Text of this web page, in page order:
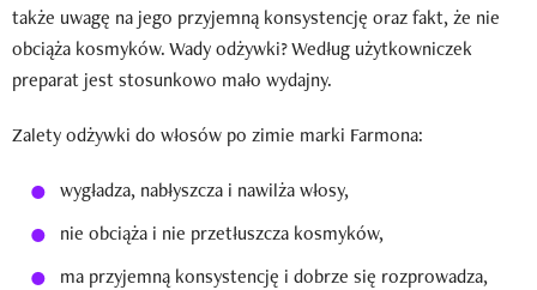
także uwagę na jego przyjemną konsystencję oraz fakt, że nie
obciąża kosmyków. Wady odżywki? Według użytkowniczek
preparat jest stosunkowo mało wydajny.
Zalety odżywki do włosów po zimie marki Farmona:
wygładza, nabłyszcza i nawilża włosy,
nie obciąża i nie przetłuszcza kosmyków,
ma przyjemną konsystencję i dobrze się rozprowadza,